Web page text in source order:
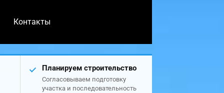
Контакты
Планируем строительство
Согласовываем подготовку
участка и последовательность